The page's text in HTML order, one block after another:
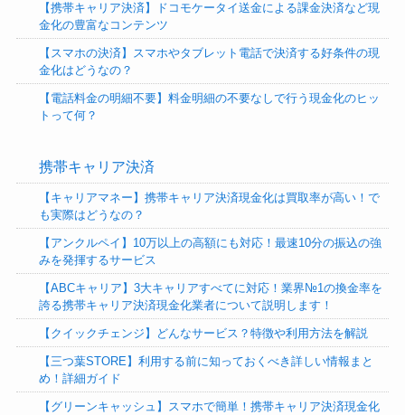
【携帯キャリア決済】ドコモケータイ送金による課金決済など現
金化の豊富なコンテンツ
【スマホの決済】スマホやタブレット電話で決済する好条件の現
金化はどうなの？
【電話料金の明細不要】料金明細の不要なしで行う現金化のヒッ
トって何？
携帯キャリア決済
【キャリアマネー】携帯キャリア決済現金化は買取率が高い！で
も実際はどうなの？
【アンクルペイ】10万以上の高額にも対応！最速10分の振込の強
みを発揮するサービス
【ABCキャリア】3大キャリアすべてに対応！業界№1の換金率を
誇る携帯キャリア決済現金化業者について説明します！
【クイックチェンジ】どんなサービス？特徴や利用方法を解説
【三つ葉STORE】利用する前に知っておくべき詳しい情報まと
め！詳細ガイド
【グリーンキャッシュ】スマホで簡単！携帯キャリア決済現金化